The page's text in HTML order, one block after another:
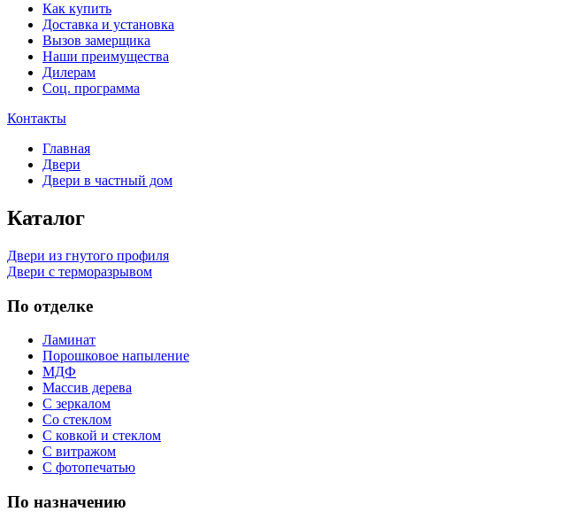
Как купить
Доставка и установка
Вызов замерщика
Наши преимущества
Дилерам
Соц. программа
Контакты
Главная
Двери
Двери в частный дом
Каталог
Двери из гнутого профиля
Двери с терморазрывом
По отделке
Ламинат
Порошковое напыление
МДФ
Массив дерева
С зеркалом
Со стеклом
С ковкой и стеклом
С витражом
С фотопечатью
По назначению